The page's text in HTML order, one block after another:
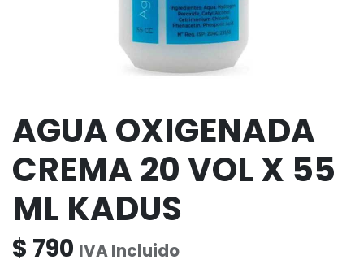
AGUA OXIGENADA
CREMA 20 VOL X 55
ML KADUS
$ 790 IVA Incluido